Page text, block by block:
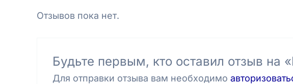
Отзывов пока нет.
Будьте первым, кто оставил отзыв на
Для отправки отзыва вам необходимо